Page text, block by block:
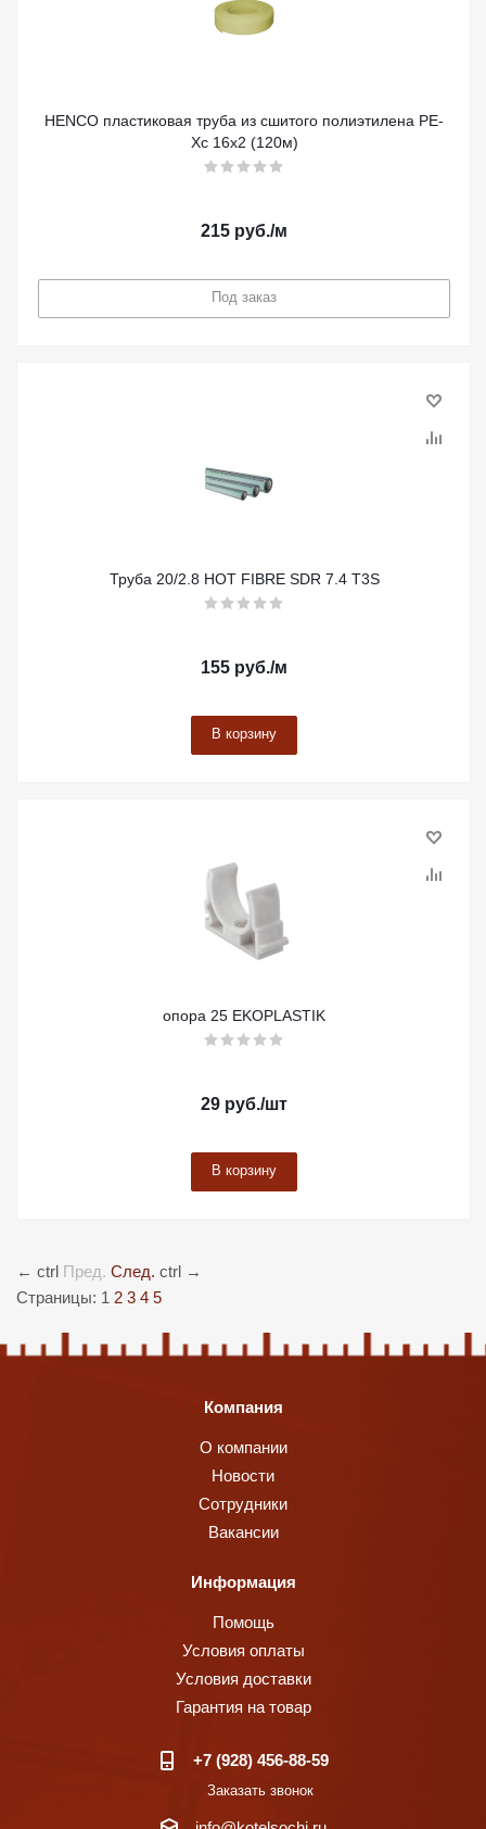
HENCO пластиковая труба из сшитого полиэтилена PE-
Xc 16x2 (120м)
215 руб./м
Под заказ
Труба 20/2.8 HOT FIBRE SDR 7.4 Т3S
155 руб./м
В корзину
опора 25 EKOPLASTIK
29 руб./шт
В корзину
← ctrl Пред. След. ctrl →
Страницы: 1 2 3 4 5
Компания
О компании
Новости
Сотрудники
Вакансии
Информация
Помощь
Условия оплаты
Условия доставки
Гарантия на товар
+7 (928) 456-88-59
Заказать звонок